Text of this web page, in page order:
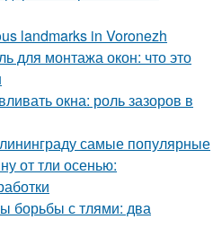
landmarks in Voronezh
для монтажа окон: что это
окна: роль зазоров в
самые популярные
от тли осенью:
борьбы с тлями: два